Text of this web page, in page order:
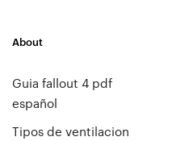
About
Guia fallout 4 pdf
español
Tipos de ventilacion